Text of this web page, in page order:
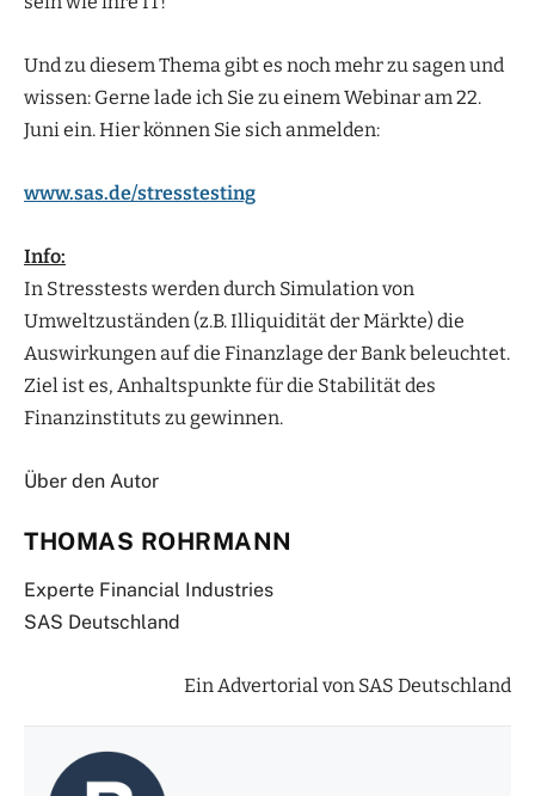
Und zu diesem Thema gibt es noch mehr zu sagen und
wissen: Gerne lade ich Sie zu einem Webinar am 22.
Juni ein. Hier können Sie sich anmelden:
www.sas.de/stresstesting
Info:
In Stresstests werden durch Simulation von
Umweltzuständen (z.B. Illiquidität der Märkte) die
Auswirkungen auf die Finanzlage der Bank beleuchtet.
Ziel ist es, Anhaltspunkte für die Stabilität des
Finanzinstituts zu gewinnen.
Über den Autor
THOMAS ROHRMANN
Experte Financial Industries
SAS Deutschland
Ein Advertorial von SAS Deutschland